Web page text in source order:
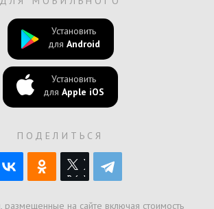
Установить
для Android
Установить
для Apple iOS
ПОДЕЛИТЬСЯ
размещенные на сайте включая стоимость